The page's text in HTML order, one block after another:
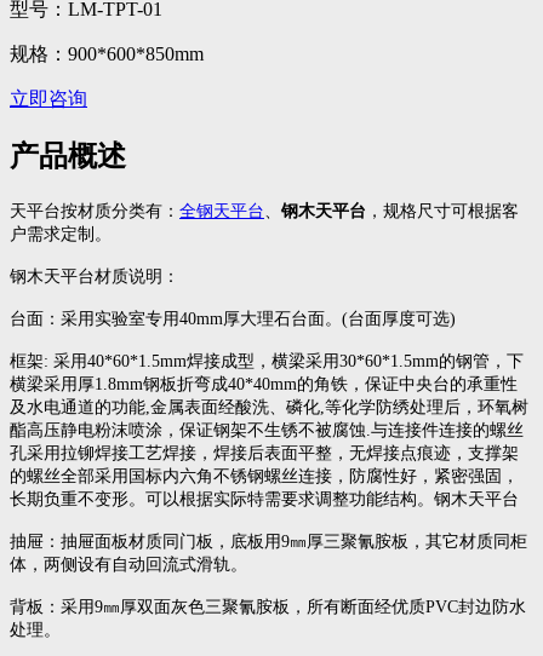
型号：LM-TPT-01
规格：900*600*850mm
立即咨询
产品概述
天平台按材质分类有： 全钢天平台 钢木天平台 ，规格尺寸可根据客
户需求定制。
钢木天平台材质说明：
台面：采用实验室专用40mm厚大理石台面。(台面厚度可选)
框架: 采用40*60*1.5mm焊接成型，横梁采用30*60*1.5mm的钢管，下
横梁采用厚1.8mm钢板折弯成40*40mm的角铁，保证中央台的承重性
及水电通道的功能,金属表面经酸洗、磷化,等化学防绣处理后，环氧树
酯高压静电粉沫喷涂，保证钢架不生锈不被腐蚀.与连接件连接的螺丝
孔采用拉铆焊接工艺焊接，焊接后表面平整，无焊接点痕迹，支撑架
的螺丝全部采用国标内六角不锈钢螺丝连接，防腐性好，紧密强固，
长期负重不变形。可以根据实际特需要求调整功能结构。钢木天平台
抽屉：抽屉面板材质同门板，底板用9㎜厚三聚氰胺板，其它材质同柜
体，两侧设有自动回流式滑轨。
背板：采用9㎜厚双面灰色三聚氰胺板，所有断面经优质PVC封边防水
处理。